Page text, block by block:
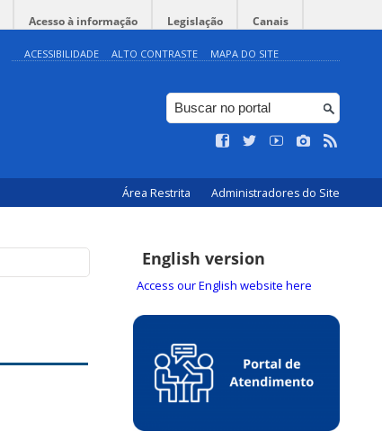
Acesso à informação Legislação Canais
ACESSIBILIDADE ALTO CONTRASTE MAPA DO SITE
Área Restrita Administradores do Site
English version
Access our English website here